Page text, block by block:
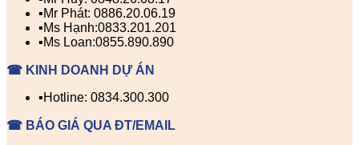
▪️Mr Phát: 0886.20.06.19
▪️Ms Hạnh:0833.201.201
▪️Ms Loan:0855.890.890
☎ KINH DOANH DỰ ÁN
▪️Hotline: 0834.300.300
☎ BÁO GIÁ QUA ĐT/EMAIL